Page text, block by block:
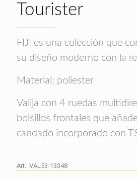
Tourister
FIJI es una colección que
su diseño moderno con la
Material: poliester
Valija con 4 ruedas
bolsillos frontales que
candado incorporado con
Art.: VAL53-13348